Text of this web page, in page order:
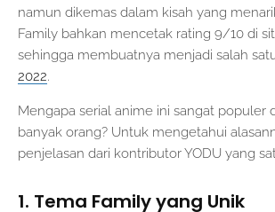
namun dikemas dalam kisah yang
Family bahkan mencetak rating 9/10 di
sehingga membuatnya menjadi salah
2022.
Mengapa serial anime ini sangat populer
banyak orang? Untuk mengetahui
penjelasan dari kontributor YODU yang
1. Tema Family yang Unik